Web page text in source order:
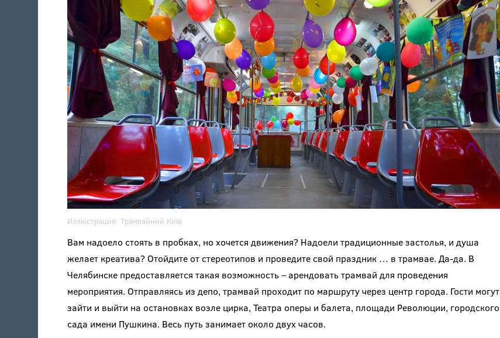
Иллюстрация: Трамвайний Київ
Вам надоело стоять в пробках, но хочется движения? Надоели традиционные застолья, и душа
желает креатива? Отойдите от стереотипов и проведите свой праздник … в трамвае. Да-да. В
Челябинске предоставляется такая возможность – арендовать трамвай для проведения
мероприятия. Отправляясь из депо, трамвай проходит по маршруту через центр города. Гости могут
зайти и выйти на остановках возле цирка, Театра оперы и балета, площади Революции, городского
сада имени Пушкина. Весь путь занимает около двух часов.